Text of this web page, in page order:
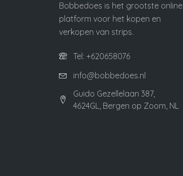
Bobbedoes is het grootste online
platform voor het kopen en
verkopen van strips.
Tel: +620658076
info@bobbedoes.nl
Guido Gezellelaan 387,
4624GL, Bergen op Zoom, NL